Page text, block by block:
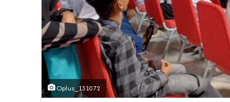
Oplus_131072